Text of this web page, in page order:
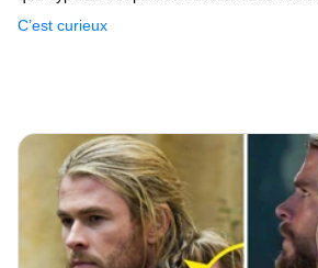
C’est curieux
installerons dans le fauteuil, et le résultat
des cas) conforme à nos attentes. Mais